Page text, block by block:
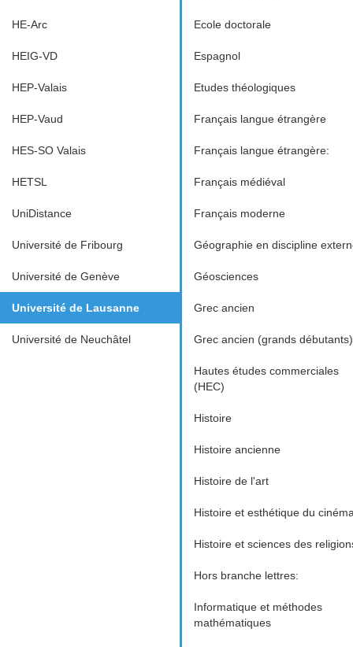
HE-Arc
HEIG-VD
HEP-Valais
HEP-Vaud
HES-SO Valais
HETSL
UniDistance
Université de Fribourg
Université de Genève
Université de Lausanne
Université de Neuchâtel
Ecole doctorale
Espagnol
Etudes théologiques
Français langue étrangère
Français langue étrangère:
Français médiéval
Français moderne
Géographie en discipline
Géosciences
Grec ancien
Grec ancien (grands débutants)
Hautes études commerciales
(HEC)
Histoire
Histoire ancienne
Histoire de l'art
Histoire et esthétique du
Histoire et sciences des
Hors branche lettres:
Informatique et méthodes
mathématiques